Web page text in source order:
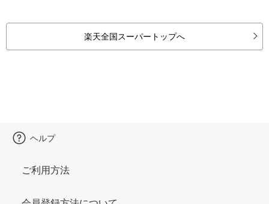
楽天全国スーパートップへ
ヘルプ
ご利用方法